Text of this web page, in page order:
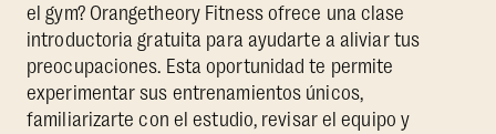
el gym? Orangetheory Fitness ofrece una clase
introductoria gratuita para ayudarte a aliviar tus
preocupaciones. Esta oportunidad te permite
experimentar sus entrenamientos únicos,
familiarizarte con el estudio, revisar el equipo y